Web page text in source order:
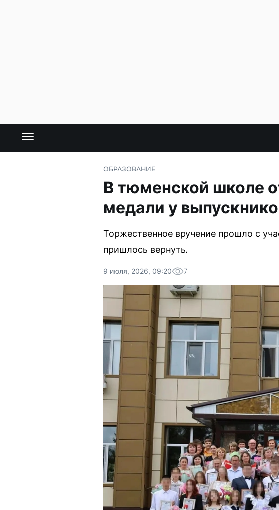
ОБРАЗОВАНИЕ
В тюменской школе
медали у
Торжественное вручение прошло с
пришлось вернуть.
9 июля, 2026, 09:20 7